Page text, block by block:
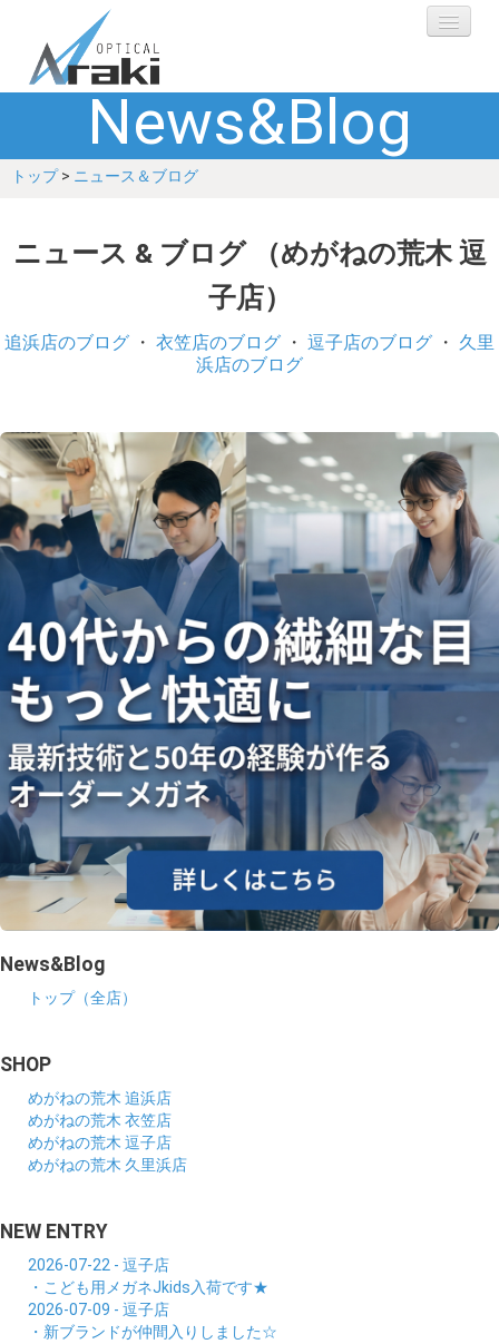
選ばれる理由
ブランド
ショップ
お客さまの声
ギャラリー
コラム
ブログ
採用
News&Blog
トップ> ニュース＆ブログ
ニュース & ブログ （めがねの荒木 逗
子店）
追浜店のブログ ・ 衣笠店のブログ ・ 逗子店のブログ ・ 久里
浜店のブログ
News&Blog
トップ（全店）
SHOP
めがねの荒木 追浜店
めがねの荒木 衣笠店
めがねの荒木 逗子店
めがねの荒木 久里浜店
NEW ENTRY
2026-07-22 - 逗子店
・こども用メガネJkids入荷です★
2026-07-09 - 逗子店
・新ブランドが仲間入りしました☆